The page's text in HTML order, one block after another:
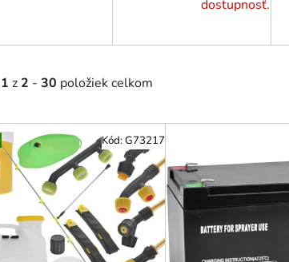
dostupnosť.
1 z 2 - 30 položiek celkom
Kód:G73217